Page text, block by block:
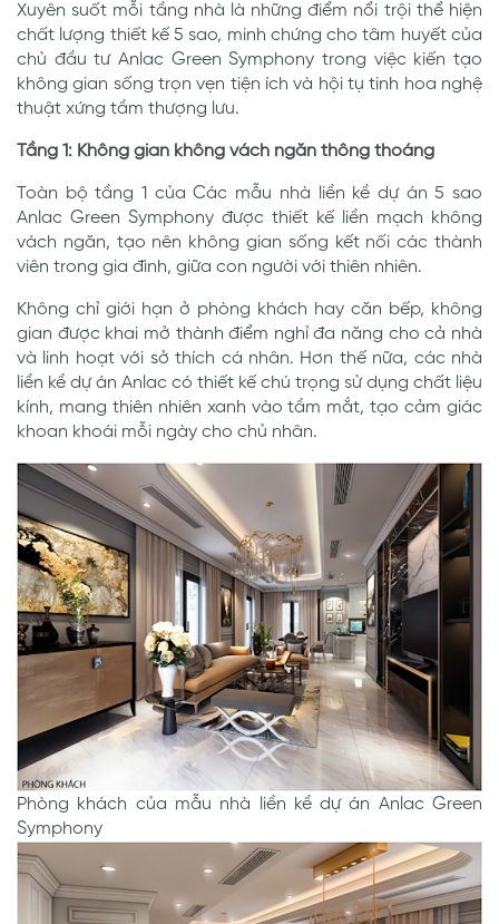
Xuyên suốt mỗi tầng nhà là những điểm nổi trội thể hiện
chất lượng thiết kế 5 sao, minh chứng cho tâm huyết của
chủ đầu tư Anlac Green Symphony trong việc kiến tạo
không gian sống trọn vẹn tiện ích và hội tụ tinh hoa nghệ
thuật xứng tầm thượng lưu.
Tầng 1: Không gian không vách ngăn thông thoáng
Toàn bộ tầng 1 của Các mẫu nhà liền kề dự án 5 sao
Anlac Green Symphony được thiết kế liền mạch không
vách ngăn, tạo nên không gian sống kết nối các thành
viên trong gia đình, giữa con người với thiên nhiên.
Không chỉ giới hạn ở phòng khách hay căn bếp, không
gian được khai mở thành điểm nghỉ đa năng cho cả nhà
và linh hoạt với sở thích cá nhân. Hơn thế nữa, các nhà
liền kề dự án Anlac có thiết kế chú trọng sử dụng chất liệu
kính, mang thiên nhiên xanh vào tầm mắt, tạo cảm giác
khoan khoái mỗi ngày cho chủ nhân.
Phòng khách của mẫu nhà liền kề dự án Anlac Green
Symphony